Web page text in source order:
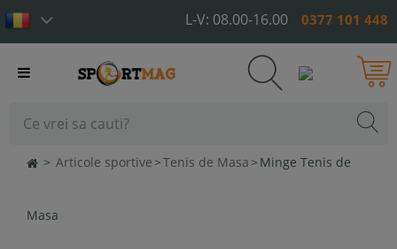
L-V: 08.00-16.00 0377 101 448
Toggle
> Articole sportive >Tenis de Masa > Minge Tenis de
Masa